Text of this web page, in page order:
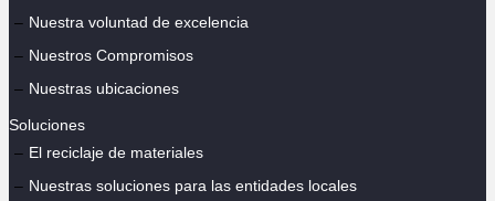
Nuestra voluntad de excelencia
Nuestros Compromisos
Nuestras ubicaciones
Soluciones
El reciclaje de materiales
Nuestras soluciones para las entidades locales